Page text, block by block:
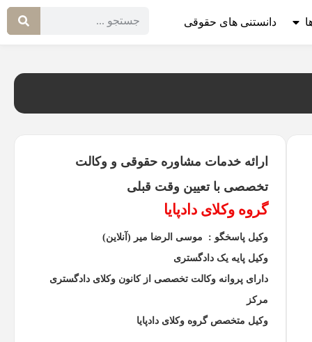
دانستنی های حقوقی
ارائه خدمات مشاوره حقوقی و وکالت
تخصصی با تعیین وقت قبلی
گروه وکلای دادپایا
وکیل پاسخگو : موسی الرضا میر (آنلاین)
وکیل پایه یک دادگستری
دارای پروانه وکالت تخصصی از کانون وکلای دادگستری
مرکز
وکیل متخصص گروه وکلای دادپایا